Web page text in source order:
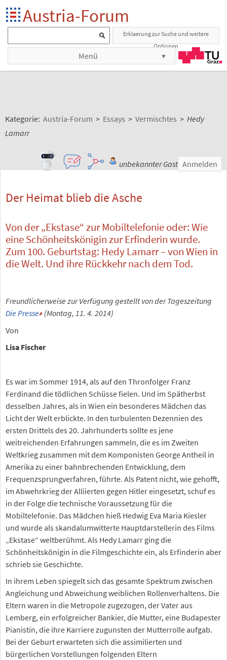
Austria-Forum
Erklaerung zur Suche und weitere
Optionen
Menü
Kategorie: Austria-Forum > Essays > Vermischtes > Hedy
Lamarr
unbekannter Gast Anmelden
Der Heimat blieb die Asche
Von der „Ekstase“ zur Mobiltelefonie oder: Wie
eine Schönheitskönigin zur Erfinderin wurde.
Zum 100. Geburtstag: Hedy Lamarr – von Wien in
die Welt. Und ihre Rückkehr nach dem Tod.
Freundlicherweise zur Verfügung gestellt von der Tageszeitung
Die Presse (Montag, 11. 4. 2014)
Von
Lisa Fischer
Es war im Sommer 1914, als auf den Thronfolger Franz
Ferdinand die tödlichen Schüsse fielen. Und im Spätherbst
desselben Jahres, als in Wien ein besonderes Mädchen das
Licht der Welt erblickte. In den turbulenten Dezennien des
ersten Drittels des 20. Jahrhunderts sollte es jene
weitreichenden Erfahrungen sammeln, die es im Zweiten
Weltkrieg zusammen mit dem Komponisten George Antheil in
Amerika zu einer bahnbrechenden Entwicklung, dem
Frequenzsprungverfahren, führte. Als Patent nicht, wie gehofft,
im Abwehrkrieg der Alliierten gegen Hitler eingesetzt, schuf es
in der Folge die technische Voraussetzung für die
Mobiltelefonie. Das Mädchen hieß Hedwig Eva Maria Kiesler
und wurde als skandalumwitterte Hauptdarstellerin des Films
„Ekstase“ weltberühmt. Als Hedy Lamarr ging die
Schönheitskönigin in die Filmgeschichte ein, als Erfinderin aber
schrieb sie Geschichte.
In ihrem Leben spiegelt sich das gesamte Spektrum zwischen
Angleichung und Abweichung weiblichen Rollenverhaltens. Die
Eltern waren in die Metropole zugezogen, der Vater aus
Lemberg, ein erfolgreicher Bankier, die Mutter, eine Budapester
Pianistin, die ihre Karriere zugunsten der Mutterrolle aufgab.
Bei der Geburt erwarteten sich die assimilierten und
bürgerlichen Vorstellungen folgenden Eltern